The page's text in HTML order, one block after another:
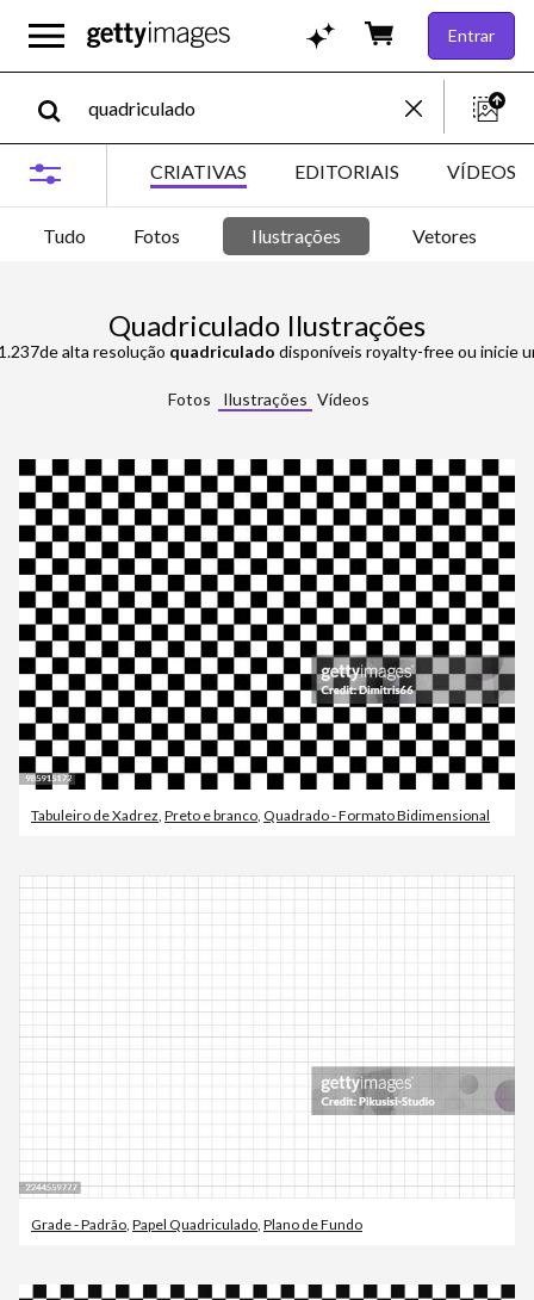
Entrar
CRIATIVAS EDITORIAIS VÍDEOS
Tudo Fotos Ilustrações Vetores
Quadriculado Ilustrações
alta resolução quadriculado disponíveis royalty-free ou inicie uma nova
Fotos Ilustrações Vídeos
Tabuleiro de Xadrez, Preto e branco, Quadrado - Formato Bidimensional
Grade - Padrão, Papel Quadriculado, Plano de Fundo